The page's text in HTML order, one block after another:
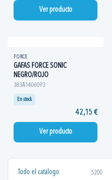
Todo el catálogo 5200
Ver producto
FORCE
GAFAS FORCE SONIC
NEGRO/ROJO
383A1406093
En stock
42,15 €
Ver producto